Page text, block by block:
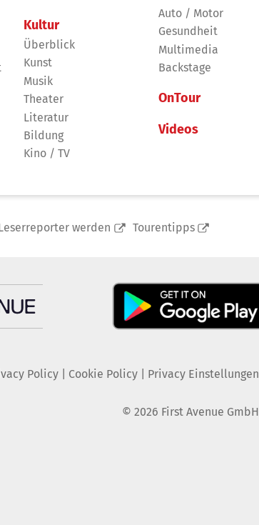
Kultur
Überblick
Kunst
Musik
Theater
Literatur
Bildung
Kino / TV
Auto / Motor
Gesundheit
Multimedia
Backstage
OnTour
Videos
werden Tourentipps
Policy| Cookie Policy| Privacy Einstellungen
© 2026 First Avenue GmbH